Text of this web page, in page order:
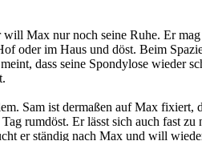
will Max nur noch seine Ruhe. Er
oder im Haus und döst. Beim
dass seine Spondylose wieder
Sam ist dermaßen auf Max fixiert,
rumdöst. Er lässt sich auch fast zu
er ständig nach Max und will